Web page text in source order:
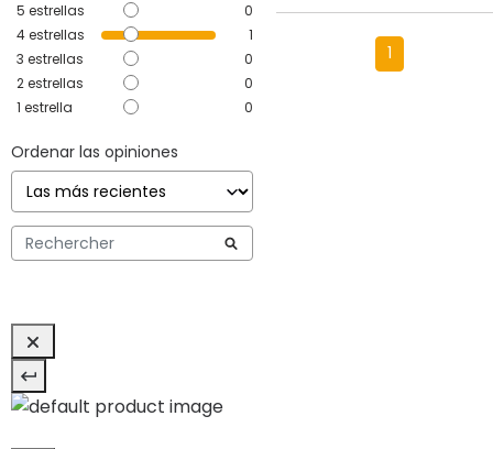
5 estrellas
0
4estrellas
1
3 estrellas
0
2estrellas
0
1 estrella 0
Ordenar las opiniones
1